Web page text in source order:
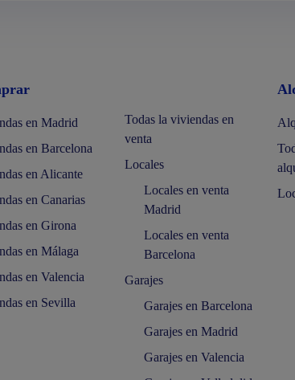
en Madrid
en Barcelona
en Alicante
en Canarias
en Girona
en Málaga
en Valencia
en Sevilla
Todas la viviendas en
venta
Locales
Locales en venta
Madrid
Locales en venta
Barcelona
Garajes
Garajes en Barcelona
Garajes en Madrid
Garajes en Valencia